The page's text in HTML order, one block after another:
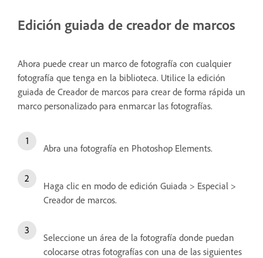
Edición guiada de creador de marcos
Ahora puede crear un marco de fotografía con cualquier
fotografía que tenga en la biblioteca. Utilice la edición
guiada de Creador de marcos para crear de forma rápida un
marco personalizado para enmarcar las fotografías.
Abra una fotografía en Photoshop Elements.
Haga clic en modo de edición Guiada > Especial >
Creador de marcos.
Seleccione un área de la fotografía donde puedan
colocarse otras fotografías con una de las siguientes